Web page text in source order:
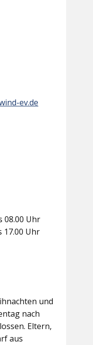
ev.de
08.00 Uhr
17.00 Uhr
und
nach
Eltern,
aus